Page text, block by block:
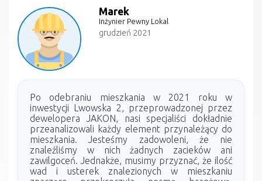
Marek
Inżynier Pewny Lokal
grudzień 2021
Po odebraniu mieszkania w 2021 roku w
inwestycji Lwowska 2, przeprowadzonej przez
dewelopera JAKON, nasi specjaliści dokładnie
przeanalizowali każdy element przynależący do
mieszkania. Jesteśmy zadowoleni, że nie
znaleźliśmy w nich żadnych zacieków ani
zawilgoceń. Jednakże, musimy przyznać, że ilość
wad i usterek znalezionych w mieszkaniu